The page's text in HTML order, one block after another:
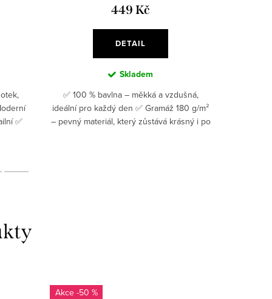
✅
449 Kč
DETAIL
Skladem
✅ 100 % bavlna – měkká a vzdušná,
ideální pro každý den ✅ Gramáž 180 g/m²
– pevný materiál, který zůstává krásný i po
-50 %